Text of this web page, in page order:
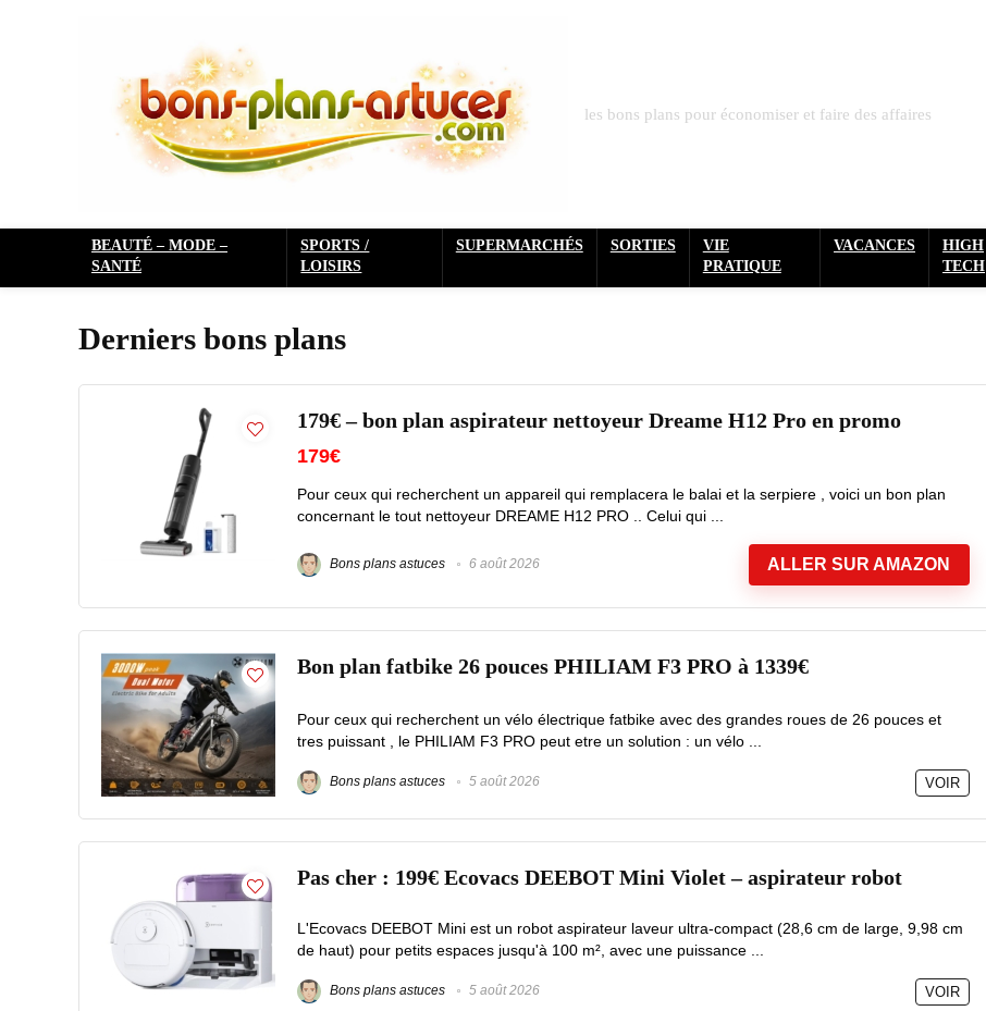
les bons plans pour économiser et faire des affaires
BEAUTÉ – MODE –
SANTÉ
SPORTS /
LOISIRS
SUPERMARCHÉS SORTIES
VIE
PRATIQUE
VACANCES
HIGH
TECH
Derniers bons plans
179€ – bon plan aspirateur nettoyeur Dreame H12 Pro en promo
179€
Pour ceux qui recherchent un appareil qui remplacera le balai et la serpiere , voici un bon plan
concernant le tout nettoyeur DREAME H12 PRO .. Celui qui ...
Bons plans astuces 6 août 2026 ALLER SUR AMAZON
Bon plan fatbike 26 pouces PHILIAM F3 PRO à 1339€
Pour ceux qui recherchent un vélo électrique fatbike avec des grandes roues de 26 pouces et
tres puissant , le PHILIAM F3 PRO peut etre un solution : un vélo ...
Bons plans astuces 5 août 2026 VOIR
Pas cher : 199€ Ecovacs DEEBOT Mini Violet – aspirateur robot
L'Ecovacs DEEBOT Mini est un robot aspirateur laveur ultra-compact (28,6 cm de large, 9,98 cm
de haut) pour petits espaces jusqu'à 100 m², avec une puissance ...
Bons plans astuces 5 août 2026 VOIR